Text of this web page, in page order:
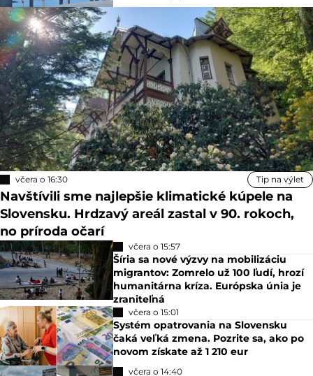
včera o 16:30 Tip na výlet
Navštívili sme najlepšie klimatické kúpele na
Slovensku. Hrdzavý areál zastal v 90. rokoch,
no príroda očarí
včera o 15:57
Šíria sa nové výzvy na mobilizáciu
migrantov: Zomrelo už 100 ľudí, hrozí
humanitárna kríza. Európska únia je
zraniteľná
včera o 15:01
Systém opatrovania na Slovensku
čaká veľká zmena. Pozrite sa, ako po
novom získate až 1 210 eur
včera o 14:40